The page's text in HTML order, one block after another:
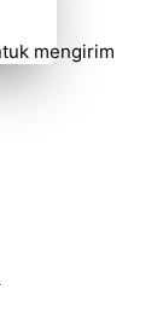
mengirim